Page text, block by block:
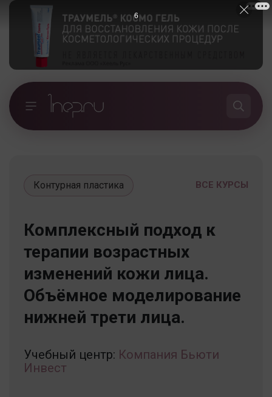
ВСЕ КУРСЫ
Контурная пластика
Комплексный подход к
терапии возрастных
изменений кожи лица.
Объёмное моделирование
нижней трети лица.
Учебный центр: Компания Бьюти
Инвест
5